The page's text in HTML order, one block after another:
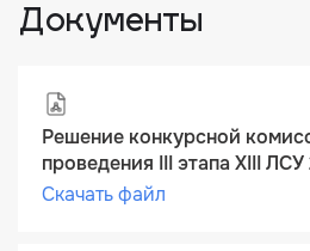
Документы
Решение конкурсной
проведения III этапа XIII
Скачать файл